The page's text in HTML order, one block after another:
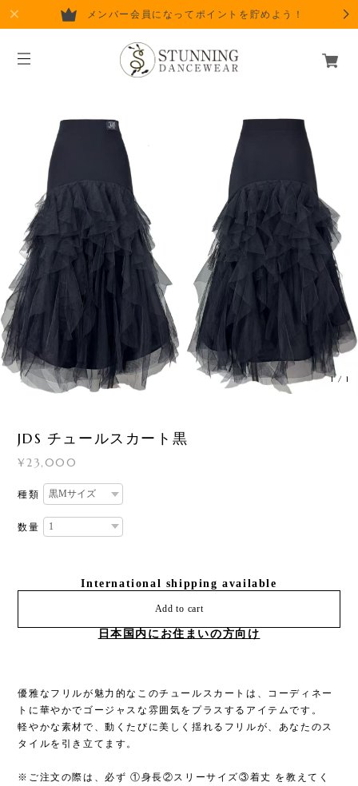
メンバー会員になってポイントを貯めよう！
1/1
JDS チュールスカート黒
¥23,000
種類
数量
International shipping available
Add to cart
日本国内にお住まいの方向け
優雅なフリルが魅力的なこのチュールスカートは、コーディネー
トに華やかでゴージャスな雰囲気をプラスするアイテムです。
軽やかな素材で、動くたびに美しく揺れるフリルが、あなたのス
タイルを引き立てます。
※ご注文の際は、必ず ①身長②スリーサイズ③着丈 を教えてく